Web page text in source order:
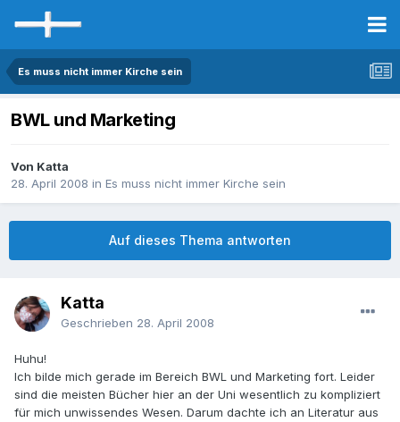
Es muss nicht immer Kirche sein
BWL und Marketing
Von Katta
28. April 2008 in Es muss nicht immer Kirche sein
Auf dieses Thema antworten
Katta
Geschrieben 28. April 2008
Huhu!
Ich bilde mich gerade im Bereich BWL und Marketing fort. Leider
sind die meisten Bücher hier an der Uni wesentlich zu kompliziert
für mich unwissendes Wesen. Darum dachte ich an Literatur aus